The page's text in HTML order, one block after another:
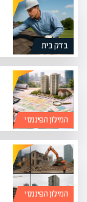
בדק בית
המילון הפיננסי
המילון הפיננסי